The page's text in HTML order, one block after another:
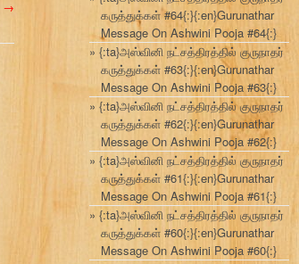
→
கருத்துக்கள் #64{:}{:en}Gurunathar
Message On Ashwini Pooja #64{:}
{:ta}அஸ்வினி நட்சத்திரத்தில் குருநாதர்
கருத்துக்கள் #63{:}{:en}Gurunathar
Message On Ashwini Pooja #63{:}
{:ta}அஸ்வினி நட்சத்திரத்தில் குருநாதர்
கருத்துக்கள் #62{:}{:en}Gurunathar
Message On Ashwini Pooja #62{:}
{:ta}அஸ்வினி நட்சத்திரத்தில் குருநாதர்
கருத்துக்கள் #61{:}{:en}Gurunathar
Message On Ashwini Pooja #61{:}
{:ta}அஸ்வினி நட்சத்திரத்தில் குருநாதர்
கருத்துக்கள் #60{:}{:en}Gurunathar
Message On Ashwini Pooja #60{:}